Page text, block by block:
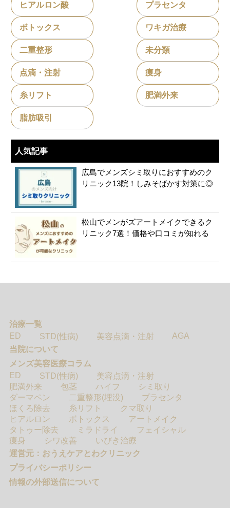
ヒアルロン酸 プラセンタ
ボトックス ワキガ治療
二重整形 未分類
点滴・注射 痩身
糸リフト 肥満外来
脂肪吸引
人気記事
広島でメンズシミ取りにおすすめのク
リニック13院！しみそばかす対策に◎
松山でメンがズアートメイクできるク
リニック7選！価格や口コミが知れる
治療一覧
ED
STD(性病) 美容点滴・注射
AGA
当院について
メンズ美容医療コラム
ED
STD(性病)
美容点滴・注射
肥満外来
包茎 ハイフ
シミ取り
ダーマペン
二重整形(埋没)
プラセンタ
ほくろ除去
糸リフト
クマ取り
ヒアルロン
ボトックス
アートメイク
タトゥー除去
ミラドライ
フェイシャル
痩身
シワ改善
いびき治療
運営元：おうえケアとわクリニック
プライバシーポリシー
情報の外部送信について